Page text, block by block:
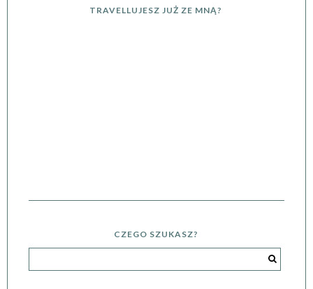
TRAVELLUJESZ JUŻ ZE MNĄ?
CZEGO SZUKASZ?